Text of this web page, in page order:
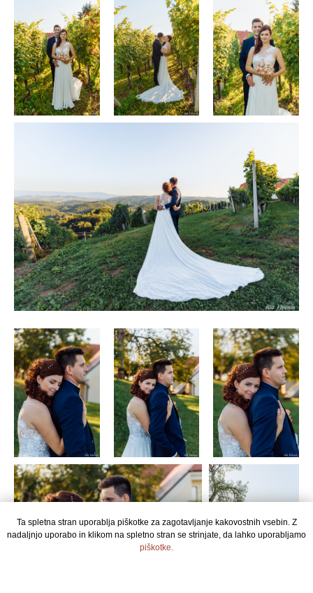
Ta spletna stran uporablja piškotke za zagotavljanje kakovostnih vsebin. Z
nadaljnjo uporabo in klikom na spletno stran se strinjate, da lahko uporabljamo
piškotke.